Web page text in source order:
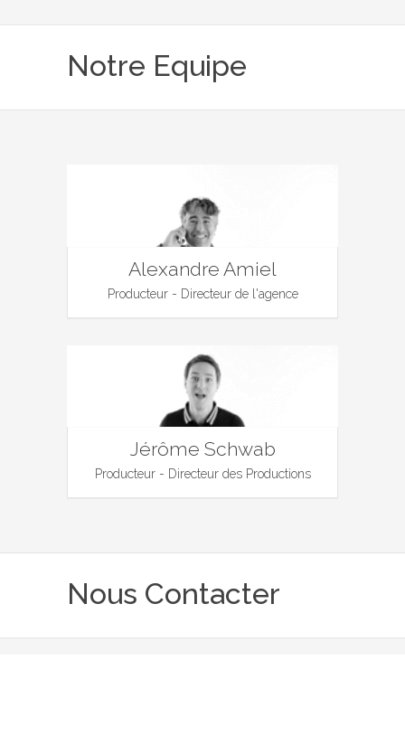
Notre Equipe
Alexandre Amiel
Producteur - Directeur de l'agence
Jérôme Schwab
Producteur - Directeur des Productions
Nous Contacter